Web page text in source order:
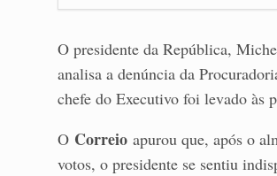
O presidente da República,
analisa a denúncia da
chefe do Executivo foi levado às
O Correio apurou que, após o
votos, o presidente se sentiu